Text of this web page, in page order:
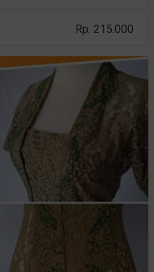
Rp. 215.000